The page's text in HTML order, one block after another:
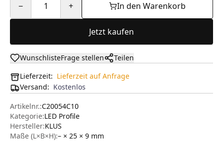
− 1 + In den Warenkorb
Jetzt kaufen
WunschlisteFrage stellen
Teilen
Lieferzeit: Lieferzeit auf Anfrage
Versand: Kostenlos
Artikelnr.:C20054C10
Kategorie:LED Profile
Hersteller:KLUS
Maße (L×B×H):– × 25 × 9 mm